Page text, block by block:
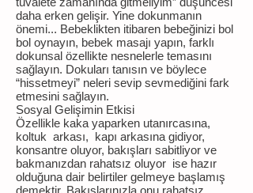
daha erken gelişir. Yine dokunmanın
önemi... Bebeklikten itibaren bebeğinizi bol
bol oynayın, bebek masajı yapın, farklı
dokunsal özellikte nesnelerle temasını
sağlayın. Dokuları tanısın ve böylece
“hissetmeyi” neleri sevip sevmediğini fark
etmesini sağlayın.
Sosyal Gelişimin Etkisi
Özellikle kaka yaparken utanırcasına,
koltuk arkası, kapı arkasına gidiyor,
konsantre oluyor, bakışları sabitliyor ve
bakmanızdan rahatsız oluyor ise hazır
olduğuna dair belirtiler gelmeye başlamış
demektir. Bakışlarınızla onu rahatsız